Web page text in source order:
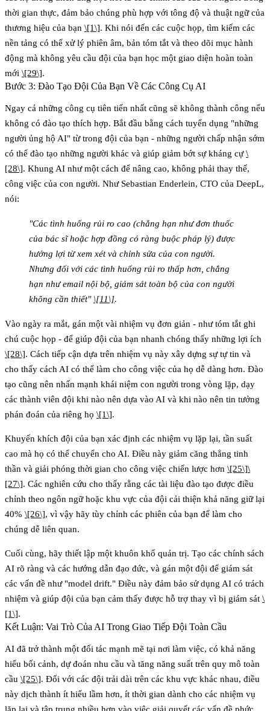
thời gian thực, đảm bảo chúng phù hợp với tông độ và thuật ngữ của
thương hiệu của bạn \[1\]. Khi nói đến các cuộc họp, tìm kiếm các
nền tảng có thể xử lý phiên âm, bản tóm tắt và theo dõi mục hành
động mà không yêu cầu đội của bạn học một giao diện hoàn toàn
mới \[29\].
Bước 3: Đào Tạo Đội Của Bạn Về Các Công Cụ AI
Ngay cả những công cụ tiên tiến nhất cũng sẽ không thành công nếu
không có đào tạo thích hợp. Bắt đầu bằng cách tuyển dụng "những
người ủng hộ AI" từ trong đội của bạn - những người chấp nhận sớm
có thể đào tạo những người khác và giúp giảm bớt sự kháng cự\
[28\]. Khung AI như một cách để nâng cao, không phải thay thế,
công việc của con người. Như Sebastian Enderlein, CTO của DeepL,
nói:
"Các tình huống rủi ro cao (chẳng hạn như đơn thuốc
của bác sĩ hoặc hợp đồng có ràng buộc pháp lý) được
hưởng lợi từ xem xét và chỉnh sửa của con người.
Nhưng đối với các tình huống rủi ro thấp hơn, chẳng
hạn như email nội bộ, giám sát toàn bộ của con người
không cần thiết" \[11\].
Vào ngày ra mắt, gán một vài nhiệm vụ đơn giản - như tóm tắt ghi
chú cuộc họp - để giúp đội của bạn nhanh chóng thấy những lợi ích
\[28\]. Cách tiếp cận dựa trên nhiệm vụ này xây dựng sự tự tin và
cho thấy cách AI có thể làm cho công việc của họ dễ dàng hơn. Đào
tạo cũng nên nhấn mạnh khái niệm con người trong vòng lặp, dạy
các thành viên đội khi nào nên dựa vào AI và khi nào nên tin tưởng
phán đoán của riêng họ \[1\].
Khuyến khích đội của bạn xác định các nhiệm vụ lặp lại, tần suất
cao mà họ có thể chuyển cho AI. Điều này giảm căng thẳng tinh
thần và giải phóng thời gian cho công việc chiến lược hơn \[25\]\
[27\]. Các nghiên cứu cho thấy rằng các tài liệu đào tạo được điều
chỉnh theo ngôn ngữ hoặc khu vực của đội cải thiện khả năng giữ lại
40% \[26\], vì vậy hãy tùy chỉnh các phiên của bạn để làm cho
chúng dễ liên quan.
Cuối cùng, hãy thiết lập một khuôn khổ quản trị. Tạo các chính sách
AI rõ ràng và các hướng dẫn đạo đức, và gán một đội để giám sát
các vấn đề như "model drift." Điều này đảm bảo sử dụng AI có trách
nhiệm và giúp đội của bạn cảm thấy được hỗ trợ thay vì bị giám sát \
[1\].
Kết Luận: Vai Trò Của AI Trong Giao Tiếp Đội Toàn Cầu
AI đã trở thành một đối tác mạnh mẽ tại nơi làm việc, có khả năng
hiểu bối cảnh, dự đoán nhu cầu và tăng năng suất trên quy mô toàn
cầu \[25\]. Đối với các đội trải dài trên các khu vực khác nhau, điều
này dịch thành ít hiểu lầm hơn, ít thời gian dành cho các nhiệm vụ